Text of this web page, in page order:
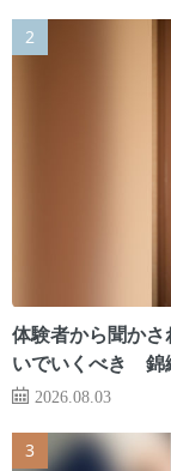
体験者から聞か
いでいくべき 錦
2026.08.03